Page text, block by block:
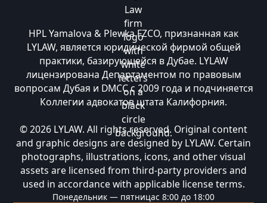
HPL Yamalova & Plewka FZCO, признанная как
LYLAW, является юридической фирмой общей
практики, базирующейся в Дубае. LYLAW
лицензирована Департаментом по правовым
вопросам Дубая и DMCC с 2009 года и подчиняется
Коллегии адвокатов штата Калифорния.
© 2026 LYLAW. All rights reserved. Original content
and graphic designs are designed by LYLAW. Certain
photographs, illustrations, icons, and other visual
assets are licensed from third-party providers and
used in accordance with applicable license terms.
Понедельник — пятницас 8:00 до 18:00